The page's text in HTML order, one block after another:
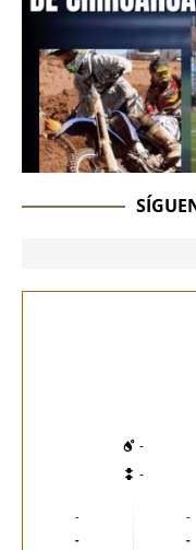
-
-
-
-
-
-